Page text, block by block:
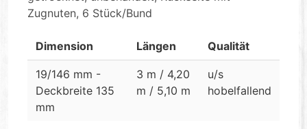
Zugnuten, 6 Stück/Bund
Dimension Längen Qualität
19/146 mm -
Deckbreite 135
mm
3 m / 4,20
m / 5,10 m
u/s
hobelfallend